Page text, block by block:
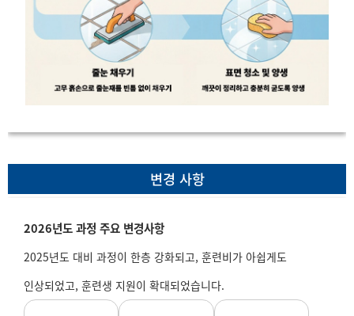
변경 사항
2026년도 과정 주요 변경사항
2025년도 대비 과정이 한층 강화되고, 훈련비가 아쉽게도
인상되었고, 훈련생 지원이 확대되었습니다.